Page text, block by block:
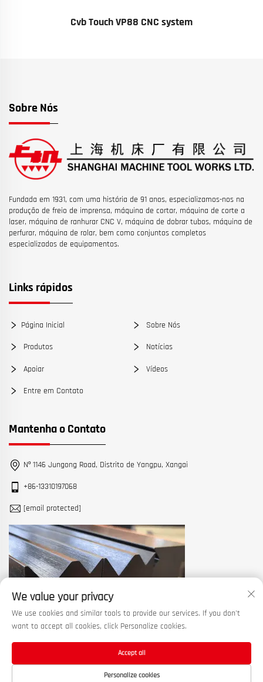
Cvb Touch VP88 CNC system
Sobre Nós
Fundada em 1931, com uma história de 91 anos, especializamos-nos na
produção de freio de imprensa, máquina de cortar, máquina de corte a
laser, máquina de ranhurar CNC V, máquina de dobrar tubos, máquina de
perfurar, máquina de rolar, bem como conjuntos completos
especializados de equipamentos.
Links rápidos
Página Inicial Sobre Nós
Produtos Notícias
Apoiar Vídeos
Entre em Contato
Mantenha o Contato
Nº 1146 Jungong Road, Distrito de Yangpu, Xangai
+86-13310197068
[email protected]
Copyright © 2026 China Shanghai Machine Tool Works Ltd. Todos os
direitos reservados. —Política de privacidade
We value your privacy
We use cookies and similar tools to provide our services. If you don't
want to accept all cookies, click Personalize cookies.
Personalize cookies
Accept all